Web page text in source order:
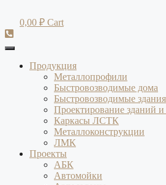
0,00 ₽ Cart
Продукция
Металлопрофили
Быстровозводимые дома
Быстровозводимые здания
Проектирование зданий
Каркасы ЛСТК
Металлоконструкции
ЛМК
Проекты
АБК
Автомойки